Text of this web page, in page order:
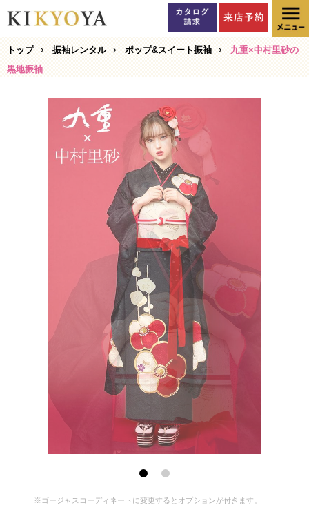
トップ 振袖レンタル ポップ&スイート振袖
九重×中村里砂の
黒地振袖
※ゴージャスコーディネートに変更するとオプションが付きます。